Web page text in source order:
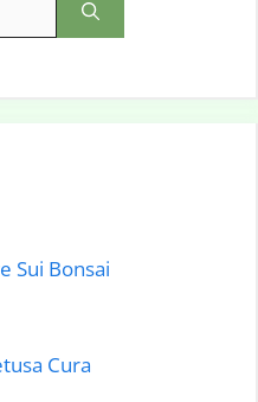
Sui Bonsai
Cura